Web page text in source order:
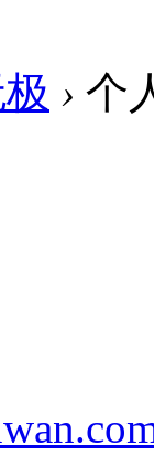
› 个